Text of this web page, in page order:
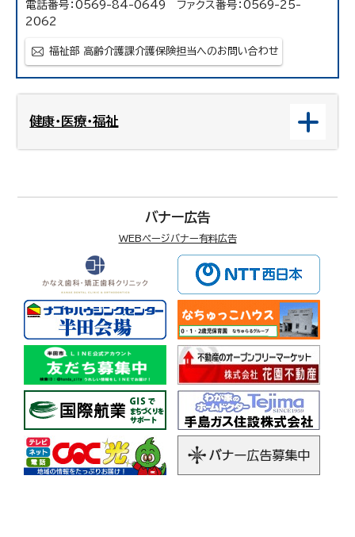
電話番号：0569-84-0649 ファクス番号：0569-25-
2062
福祉部 高齢介護課介護保険担当へのお問い合わせ
健康・医療・福祉
バナー広告
WEBページバナー有料広告